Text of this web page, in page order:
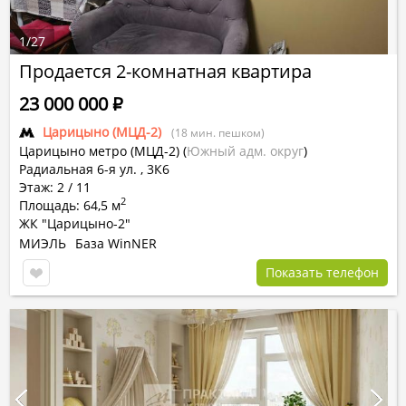
Продается 2-комнатная квартира
Царицыно (МЦД-2) (18 мин. пешком)
Царицыно метро (МЦД-2) (Южный адм. округ)
Радиальная 6-я ул. , 3К6
Этаж: 2 / 11
Площадь: 64,5 м2
ЖК "Царицыно-2"
23 000 000Р
МИЭЛЬ База WinNER
Показать телефон
1/27